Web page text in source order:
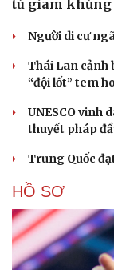
Cải chính
tù giam khủng
Người di cư
Thái Lan cảnh
“đội lốt” tem
UNESCO vinh
thuyết pháp
Trung Quốc
HỒ SƠ